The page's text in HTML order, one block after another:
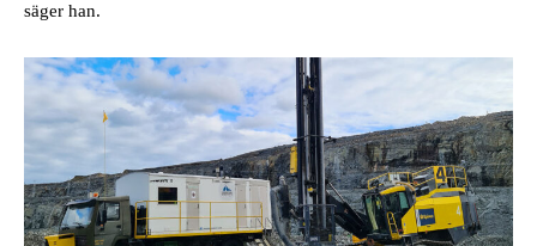
säger han.